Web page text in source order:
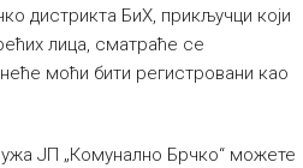
дистрикта БиХ, прикључци који
лица, сматраће се
моћи бити регистровани као
ЈП „Комунално Брчко“ можете